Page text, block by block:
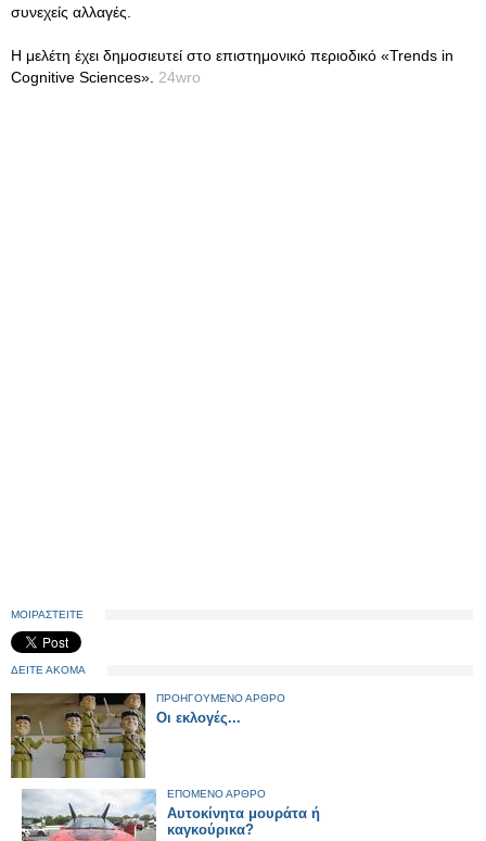
συνεχείς αλλαγές.
Η μελέτη έχει δημοσιευτεί στο επιστημονικό περιοδικό «Trends in
Cognitive Sciences». 24wro
ΜΟΙΡΑΣΤΕΙΤΕ
ΔΕΙΤΕ ΑΚΟΜΑ
ΠΡΟΗΓΟΥΜΕΝΟ ΑΡΘΡΟ
Οι εκλογές...
ΕΠΟΜΕΝΟ ΑΡΘΡΟ
Αυτοκίνητα μουράτα ή
καγκούρικα?